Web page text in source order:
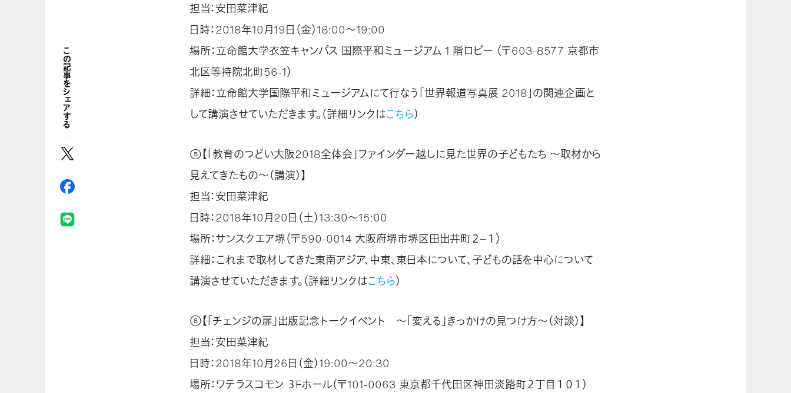
担当：安田菜津紀
日時：2018年10月19日（金）18:00～19:00
場所：立命館大学衣笠キャンパス 国際平和ミュージアム 1 階ロビー （〒603-8577 京都市
北区等持院北町56-1）
詳細：立命館大学国際平和ミュージアムにて行なう「世界報道写真展 2018」の関連企画と
して講演させていただきます。（詳細リンクはこちら）
⑤【「教育のつどい大阪2018全体会」ファインダー越しに見た世界の子どもたち ～取材から
見えてきたもの～（講演）】
担当：安田菜津紀
日時：2018年10月20日（土）13:30～15:00
場所：サンスクエア堺（〒590-0014 大阪府堺市堺区田出井町２−１）
詳細：これまで取材してきた東南アジア、中東、東日本について、子どもの話を中心について
講演させていただきます。（詳細リンクはこちら）
⑥【「チェンジの扉」出版記念トークイベント ～「変える」きっかけの見つけ方～（対談）】
担当：安田菜津紀
日時：2018年10月26日（金）19:00～20:30
場所：ワテラスコモン ３Fホール（〒101-0063 東京都千代田区神田淡路町２丁目１０１）
この記事をシェアする